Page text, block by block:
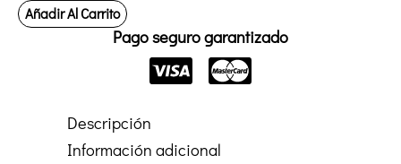
333
cantidad
Añadir Al Carrito
Pago seguro garantizado
Descripción
Información adicional